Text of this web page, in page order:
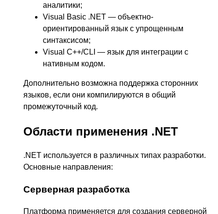
аналитики;
Visual Basic .NET — объектно-
ориентированный язык с упрощенным
синтаксисом;
Visual C++/CLI — язык для интеграции с
нативным кодом.
Дополнительно возможна поддержка сторонних
языков, если они компилируются в общий
промежуточный код.
Области применения .NET
.NET используется в различных типах разработки.
Основные направления:
Серверная разработка
Платформа применяется для создания серверной